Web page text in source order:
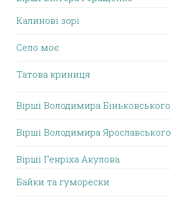
Калинові зорі
Село моє
Татова криниця
Вірші Володимира Біньковського
Вірші Володимира Ярославського
Вірші Генріха Акулова
Байки та гуморески